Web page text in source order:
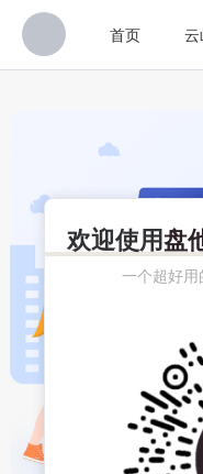
首页
欢迎使用盘
一个超好用